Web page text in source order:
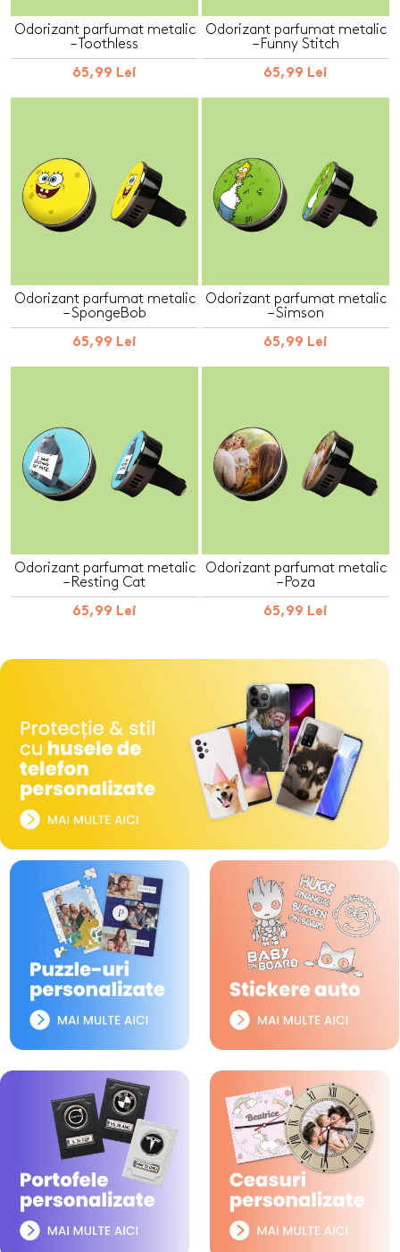
Odorizant parfumat metalic
– Toothless
65,99 Lei
Odorizant parfumat metalic
– Funny Stitch
65,99 Lei
Odorizant parfumat metalic
– SpongeBob
65,99 Lei
Odorizant parfumat metalic
– Simson
65,99 Lei
Odorizant parfumat metalic
– Resting Cat
65,99 Lei
Odorizant parfumat metalic
– Poza
65,99 Lei